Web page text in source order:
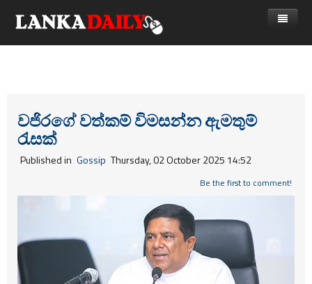
වජිරගේ වත්කම් විමසන්න ඇමතුම්
රැසක්
Published in Gossip Thursday, 02 October 2025 14:52
Be the first to comment!
විදෙස්
ක්‍රීඩා
කලා
කාලීන සංවාද
Life
විඩියෝ ගැලරිය
Gossip
විමසීම්
Advertise with us